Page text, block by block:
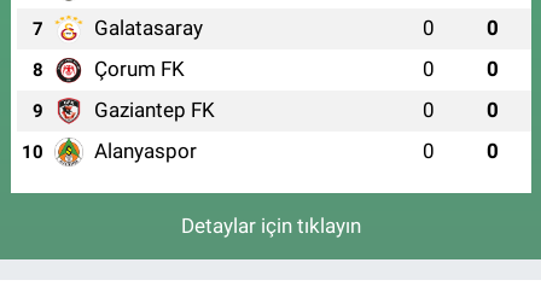
7 Galatasaray 0 0
8 Çorum FK 0 0
9 Gaziantep FK 0 0
10 Alanyaspor 0 0
Detaylar için tıklayın